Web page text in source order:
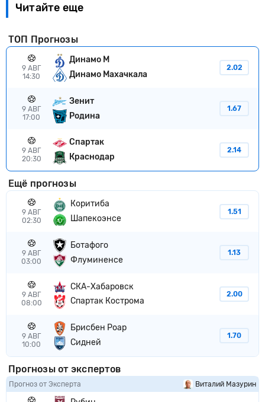
Читайте еще
ТОП Прогнозы
9 АВГ
14:30
Динамо М
Динамо Махачкала
2.02
9 АВГ
17:00
Зенит
Родина
1.67
9 АВГ
20:30
Спартак
Краснодар
2.14
Ещё прогнозы
9 АВГ
02:30
Коритиба
Шапекоэнсе
1.51
9 АВГ
03:00
Ботафого
Флуминенсе
1.13
9 АВГ
08:00
СКА-Хабаровск
Спартак Кострома
2.00
9 АВГ
10:00
Брисбен Роар
Сидней
1.70
Прогнозы от экспертов
Прогноз от Эксперта Виталий Мазурин